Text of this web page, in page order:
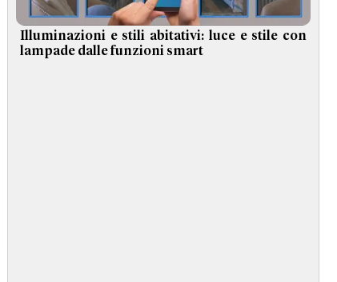
Illuminazioni e stili abitativi: luce e stile con
lampade dalle funzioni smart